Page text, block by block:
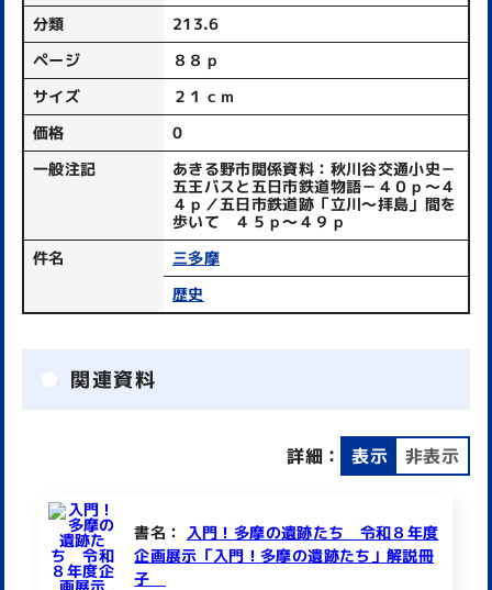
分類
213.6
ページ
８８ｐ
サイズ
２１ｃｍ
価格
0
一般注記
あきる野市関係資料：秋川谷交通小史－
五王バスと五日市鉄道物語－４０ｐ～４
４ｐ／五日市鉄道跡「立川～拝島」間を
歩いて ４５ｐ～４９ｐ
件名
三多摩
歴史
関連資料
詳細： 表示 非表示
書名：
入門！多摩の遺跡たち 令和８年度
企画展示「入門！多摩の遺跡たち」解説冊
子